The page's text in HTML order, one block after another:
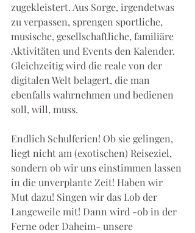
zugekleistert. Aus Sorge, irgendetwas
zu verpassen, sprengen sportliche,
musische, gesellschaftliche, familiäre
Aktivitäten und Events den Kalender.
Gleichzeitig wird die reale von der
digitalen Welt belagert, die man
ebenfalls wahrnehmen und bedienen
soll, will, muss.
Endlich Schulferien! Ob sie gelingen,
liegt nicht am (exotischen) Reiseziel,
sondern ob wir uns einstimmen lassen
in die unverplante Zeit! Haben wir
Mut dazu! Singen wir das Lob der
Langeweile mit! Dann wird -ob in der
Ferne oder Daheim- unsere